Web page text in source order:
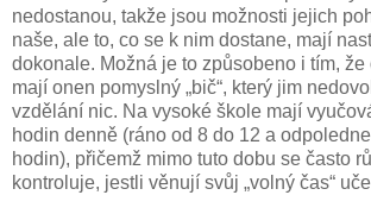
nedostanou, takže jsou možnosti jejich
naše, ale to, co se k nim dostane, mají
dokonale. Možná je to způsobeno i tím, že
mají onen pomyslný „bič“, který jim
vzdělání nic. Na vysoké škole mají
hodin denně (ráno od 8 do 12 a
hodin), přičemž mimo tuto dobu se často
kontroluje, jestli věnují svůj „volný čas“